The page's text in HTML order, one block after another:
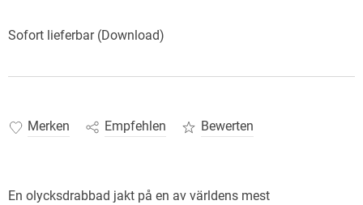
Sofort lieferbar (Download)
Merken Empfehlen Bewerten
En olycksdrabbad jakt på en av världens mest